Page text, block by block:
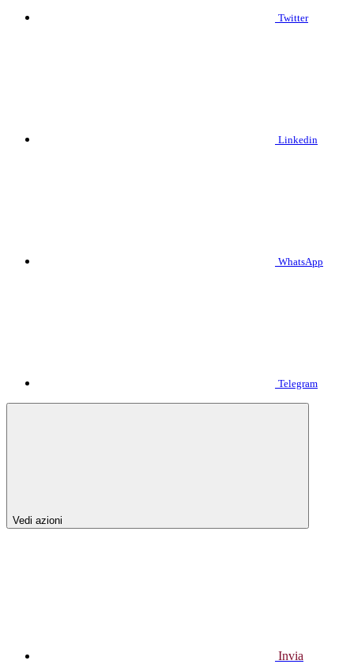
Twitter
Linkedin
WhatsApp
Telegram
Vedi azioni
Invia